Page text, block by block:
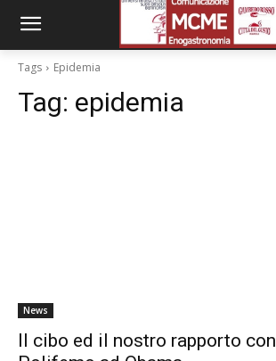
Tags Epidemia
Tag: epidemia
News
Il cibo ed il nostro rapporto con